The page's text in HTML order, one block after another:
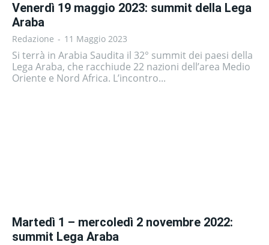
Venerdì 19 maggio 2023: summit della Lega
Araba
Redazione - 11 Maggio 2023
Si terrà in Arabia Saudita il 32° summit dei paesi della
Lega Araba, che racchiude 22 nazioni dell’area Medio
Oriente e Nord Africa. L’incontro...
Martedì 1 – mercoledì 2 novembre 2022:
summit Lega Araba